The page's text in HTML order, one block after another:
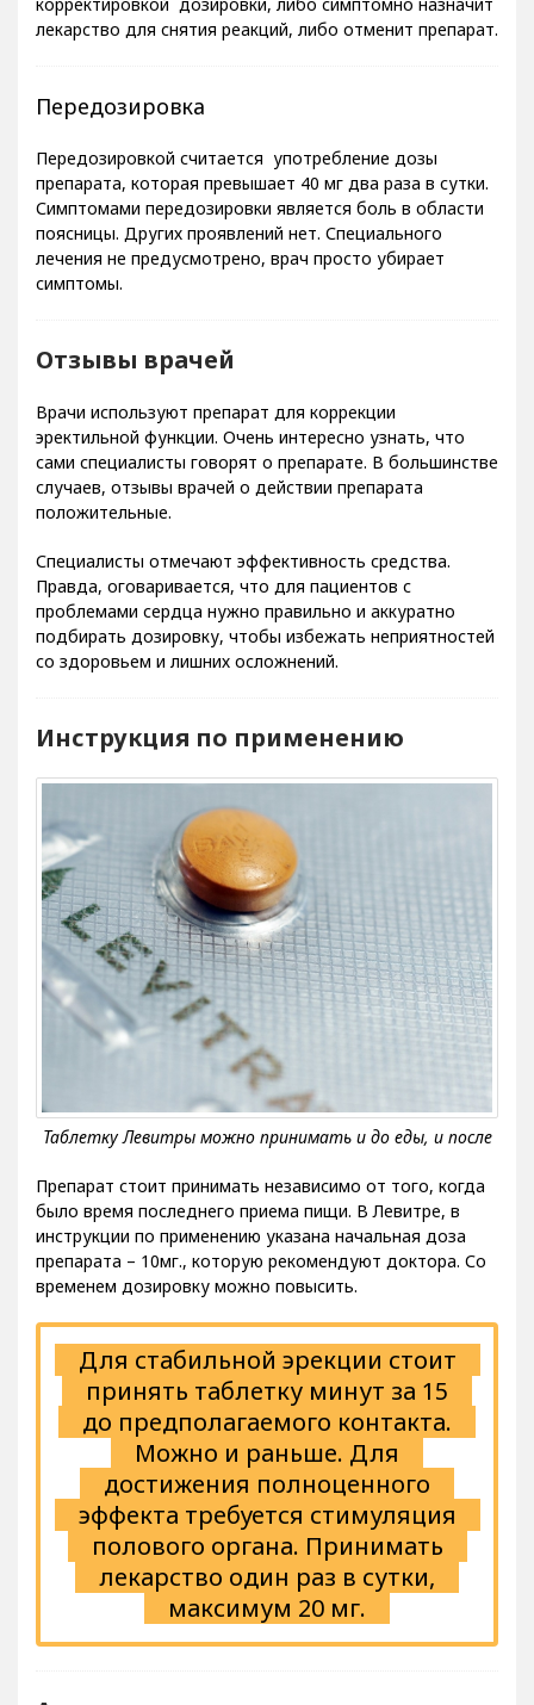
лекарство для снятия реакций, либо отменит препарат.
Передозировка
Передозировкой считается употребление дозы
препарата, которая превышает 40 мг два раза в сутки.
Симптомами передозировки является боль в области
поясницы. Других проявлений нет. Специального
лечения не предусмотрено, врач просто убирает
симптомы.
Отзывы врачей
Врачи используют препарат для коррекции
эректильной функции. Очень интересно узнать, что
сами специалисты говорят о препарате. В большинстве
случаев, отзывы врачей о действии препарата
положительные.
Специалисты отмечают эффективность средства.
Правда, оговаривается, что для пациентов с
проблемами сердца нужно правильно и аккуратно
подбирать дозировку, чтобы избежать неприятностей
со здоровьем и лишних осложнений.
Инструкция по применению
Препарат стоит принимать независимо от того, когда
было время последнего приема пищи. В Левитре, в
инструкции по применению указана начальная доза
препарата – 10мг., которую рекомендуют доктора. Со
временем дозировку можно повысить.
Для стабильной эрекции стоит
принять таблетку минут за 15
до предполагаемого контакта.
Можно и раньше. Для
достижения полноценного
эффекта требуется стимуляция
полового органа. Принимать
лекарство один раз в сутки,
максимум 20 мг.